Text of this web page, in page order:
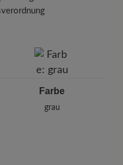
Niederlande
Farbe
grau